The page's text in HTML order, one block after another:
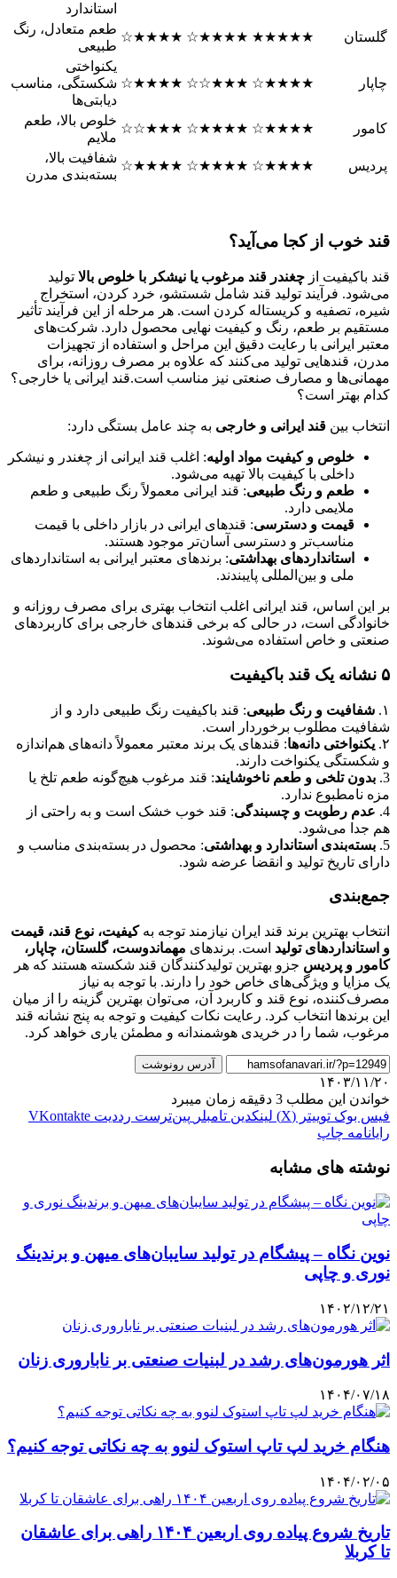
استاندارد
گلستان
★★★★★
★★★★☆
★★★★☆
طعم متعادل، رنگ
طبیعی
چاپار ★★★★☆
★★★☆☆
★★★★☆
یکنواختی
شکستگی، مناسب
دیابتی‌ها
کامور
★★★★☆
★★★★☆
★★★☆☆
خلوص بالا، طعم
ملایم
پردیس
★★★★☆
★★★★☆
★★★★☆
شفافیت بالا،
بسته‌بندی مدرن
قند خوب از کجا می‌آید؟
قند باکیفیت از چغندر قند مرغوب یا نیشکر با خلوص بالا تولید
می‌شود. فرآیند تولید قند شامل شستشو، خرد کردن، استخراج
شیره، تصفیه و کریستاله کردن است. هر مرحله از این فرآیند تأثیر
مستقیم بر طعم، رنگ و کیفیت نهایی محصول دارد. شرکت‌های
معتبر ایرانی با رعایت دقیق این مراحل و استفاده از تجهیزات
مدرن، قندهایی تولید می‌کنند که علاوه بر مصرف روزانه، برای
مهمانی‌ها و مصارف صنعتی نیز مناسب است.قند ایرانی یا خارجی؟
کدام بهتر است؟
انتخاب بین قند ایرانی و خارجی به چند عامل بستگی دارد:
خلوص و کیفیت مواد اولیه: اغلب قند ایرانی از چغندر و نیشکر
داخلی با کیفیت بالا تهیه می‌شود.
طعم و رنگ طبیعی: قند ایرانی معمولاً رنگ طبیعی و طعم
ملایمی دارد.
قیمت و دسترسی: قندهای ایرانی در بازار داخلی با قیمت
مناسب‌تر و دسترسی آسان‌تر موجود هستند.
استانداردهای بهداشتی: برندهای معتبر ایرانی به استانداردهای
ملی و بین‌المللی پایبندند.
بر این اساس، قند ایرانی اغلب انتخاب بهتری برای مصرف روزانه و
خانوادگی است، در حالی که برخی قندهای خارجی برای کاربردهای
صنعتی و خاص استفاده می‌شوند.
۵ نشانه یک قند باکیفیت
۱. شفافیت و رنگ طبیعی: قند باکیفیت رنگ طبیعی دارد و از
شفافیت مطلوب برخوردار است.
۲. یکنواختی دانه‌ها: قندهای یک برند معتبر معمولاً دانه‌های هم‌اندازه
و شکستگی یکنواخت دارند.
3. بدون تلخی و طعم ناخوشایند: قند مرغوب هیچ‌گونه طعم تلخ یا
مزه نامطبوع ندارد.
4. عدم رطوبت و چسبندگی: قند خوب خشک است و به راحتی از
هم جدا می‌شود.
5. بسته‌بندی استاندارد و بهداشتی: محصول در بسته‌بندی مناسب و
دارای تاریخ تولید و انقضا عرضه شود.
جمع‌بندی
انتخاب بهترین برند قند ایران نیازمند توجه بهکیفیت، نوع قند، قیمت
و استانداردهای تولید است. برندهای مهماندوست، گلستان، چاپار،
کامور و پردیس جزو بهترین تولیدکنندگان قند شکسته هستند که هر
یک مزایا و ویژگی‌های خاص خود را دارند. با توجه به نیاز
مصرف‌کننده، نوع قند و کاربرد آن، می‌توان بهترین گزینه را از میان
این برندها انتخاب کرد. رعایت نکات کیفیت و توجه به پنج نشانه قند
مرغوب، شما را در خریدی هوشمندانه و مطمئن یاری خواهد کرد.
آدرس رونوشت
۱۴۰۳/۱۱/۲۰
خواندن این مطلب 3 دقیقه زمان میبرد
فیس بوک توییتر (X) لینکدین ‫تامبلر ‫پین‌ترست ‫رددیت ‫VKontakte
رایانامه چاپ
نوشته های مشابه
نوین نگاه – پیشگام در تولید سایبان‌های میهن و برندینگ
نوری و چاپی
۱۴۰۲/۱۲/۲۱
اثر هورمون‌های رشد در لبنیات صنعتی بر ناباروری زنان
۱۴۰۴/۰۷/۱۸
هنگام خرید لپ تاپ استوک لنوو به چه نکاتی توجه کنیم؟
۱۴۰۴/۰۲/۰۵
تاریخ شروع پیاده روی اربعین ۱۴۰۴ راهی برای عاشقان
تا کربلا